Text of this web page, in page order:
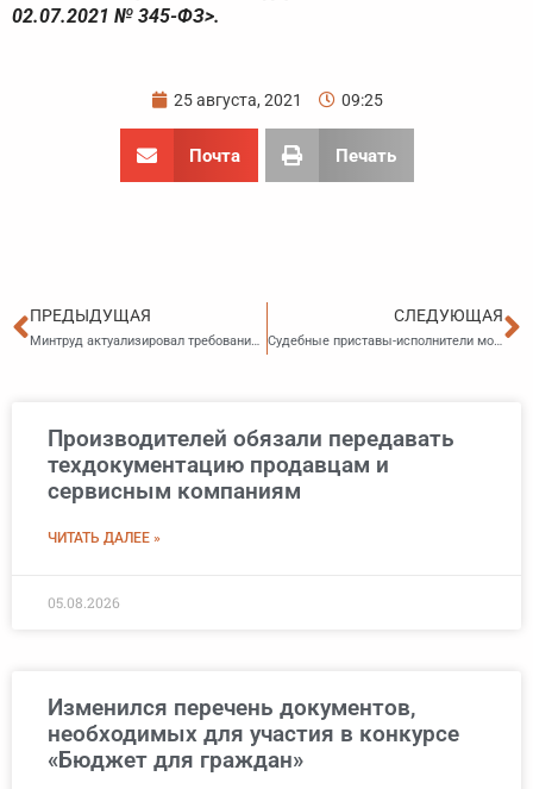
02.07.2021 № 345-ФЗ>.
25 августа, 2021 09:25
Почта Печать
Пред
ПРЕДЫДУЩАЯ
Минтруд актуализировал требование о представлении работодателями сведений в единую цифровую платформу «Работа в России»
СЛЕДУЮЩАЯ
Судебные приставы-исполнители могут запрашивать сведения ограниченного доступа, содержащиеся в ЕГРН, по тем делам, которые находятся у них в производстве
Производителей обязали передавать
техдокументацию продавцам и
сервисным компаниям
ЧИТАТЬ ДАЛЕЕ »
05.08.2026
Изменился перечень документов,
необходимых для участия в конкурсе
«Бюджет для граждан»